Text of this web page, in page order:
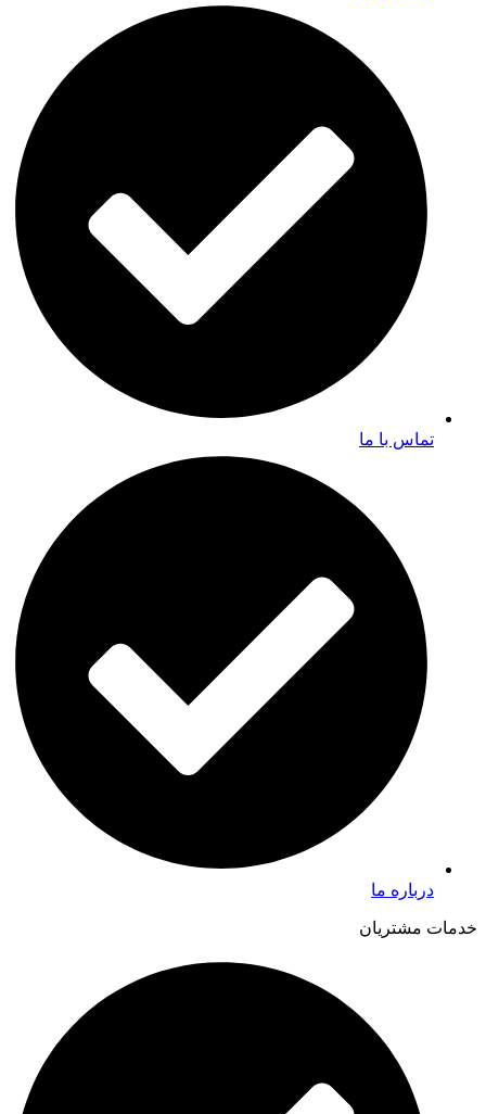
تماس با ما
درباره ما
خدمات مشتریان